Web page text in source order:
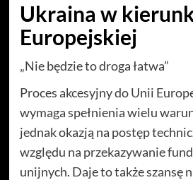
Ukraina w
Europejskiej
„Nie będzie to droga łatwa”
Proces akcesyjny do Unii
wymaga spełnienia wielu
jednak okazją na postęp
względu na przekazywanie
unijnych. Daje to także szansę